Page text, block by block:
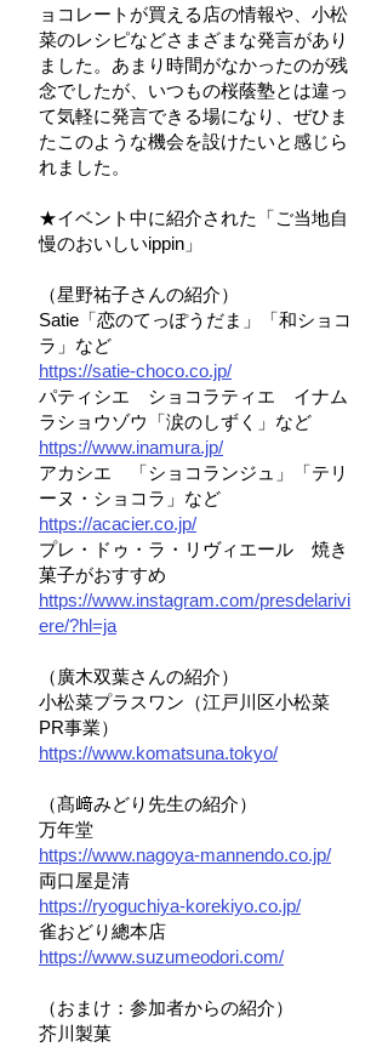
ョコレートが買える店の情報や、小松
菜のレシピなどさまざまな発言があり
ました。あまり時間がなかったのが残
念でしたが、いつもの桜蔭塾とは違っ
て気軽に発言できる場になり、ぜひま
たこのような機会を設けたいと感じら
れました。
★イベント中に紹介された「ご当地自
慢のおいしいippin」
（星野祐子さんの紹介）
Satie「恋のてっぽうだま」「和ショコ
ラ」など
https://satie-choco.co.jp/
パティシエ ショコラティエ イナム
ラショウゾウ「涙のしずく」など
https://www.inamura.jp/
アカシエ 「ショコランジュ」「テリ
ーヌ・ショコラ」など
https://acacier.co.jp/
プレ・ドゥ・ラ・リヴィエール 焼き
菓子がおすすめ
https://www.instagram.com/presdelarivi
ere/?hl=ja
（廣木双葉さんの紹介）
小松菜プラスワン（江戸川区小松菜
PR事業）
https://www.komatsuna.tokyo/
（髙﨑みどり先生の紹介）
万年堂
https://www.nagoya-mannendo.co.jp/
両口屋是清
https://ryoguchiya-korekiyo.co.jp/
雀おどり總本店
https://www.suzumeodori.com/
（おまけ：参加者からの紹介）
芥川製菓